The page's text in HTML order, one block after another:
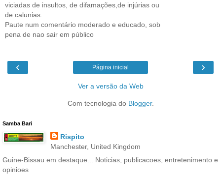
viciadas de insultos, de difamações,de injúrias ou
de calunias.
Paute num comentário moderado e educado, sob
pena de nao sair em público
‹ ›
Página inicial
Ver a versão da Web
Com tecnologia do Blogger.
Samba Bari
Rispito
Manchester, United Kingdom
Guine-Bissau em destaque... Noticias, publicacoes, entretenimento e
opinioes